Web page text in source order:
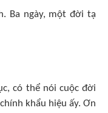
Ba ngày, một đời tạ
có thể nói cuộc đời
khẩu hiệu ấy. Ơn